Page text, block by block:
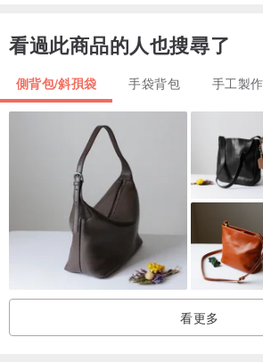
◾︎ 材質：棉、上蠟繩
-----------------------------------------------------------
【關於水洗加工】
由於是在包包製作完成後才進行水洗加工，因
墜感、皺褶或歪斜。請將其視為產品的獨特風
此外，因顏色不同收縮率也有所差異，實際尺
約 1〜2cm 的誤差。敬請見諒。
《購買時的注意事項》
■ 有褪色或移染（染色）的風險。請務必單獨
看過此商品的人也搜尋了
側背包/斜孭袋 手袋背包 手工製
看更多